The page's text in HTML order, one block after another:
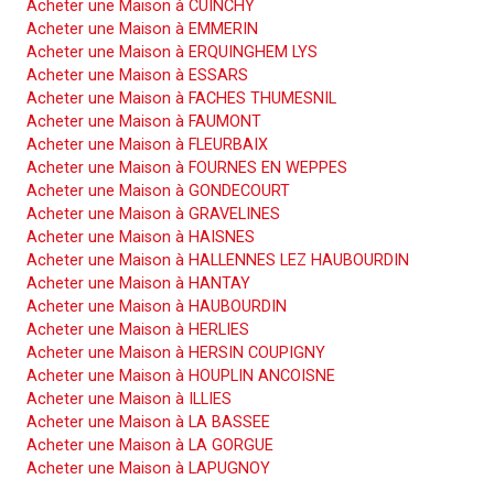
Acheter une Maison à CUINCHY
Acheter une Maison à EMMERIN
Acheter une Maison à ERQUINGHEM LYS
Acheter une Maison à ESSARS
Acheter une Maison à FACHES THUMESNIL
Acheter une Maison à FAUMONT
Acheter une Maison à FLEURBAIX
Acheter une Maison à FOURNES EN WEPPES
Acheter une Maison à GONDECOURT
Acheter une Maison à GRAVELINES
Acheter une Maison à HAISNES
Acheter une Maison à HALLENNES LEZ HAUBOURDIN
Acheter une Maison à HANTAY
Acheter une Maison à HAUBOURDIN
Acheter une Maison à HERLIES
Acheter une Maison à HERSIN COUPIGNY
Acheter une Maison à HOUPLIN ANCOISNE
Acheter une Maison à ILLIES
Acheter une Maison à LA BASSEE
Acheter une Maison à LA GORGUE
Acheter une Maison à LAPUGNOY